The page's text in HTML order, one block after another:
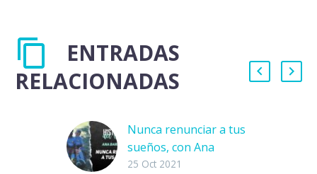
ENTRADAS
RELACIONADAS
Nunca renunciar a tus
sueños, con Ana
Barbancho
25 Oct 2021